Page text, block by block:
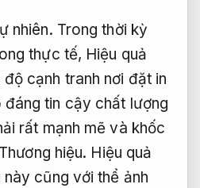
nhiên. Trong thời kỳ
thực tế, Hiệu quả
cạnh tranh nơi đặt in
tin cậy chất lượng
rất mạnh mẽ và khốc
Thương hiệu. Hiệu quả
cũng với thể ảnh